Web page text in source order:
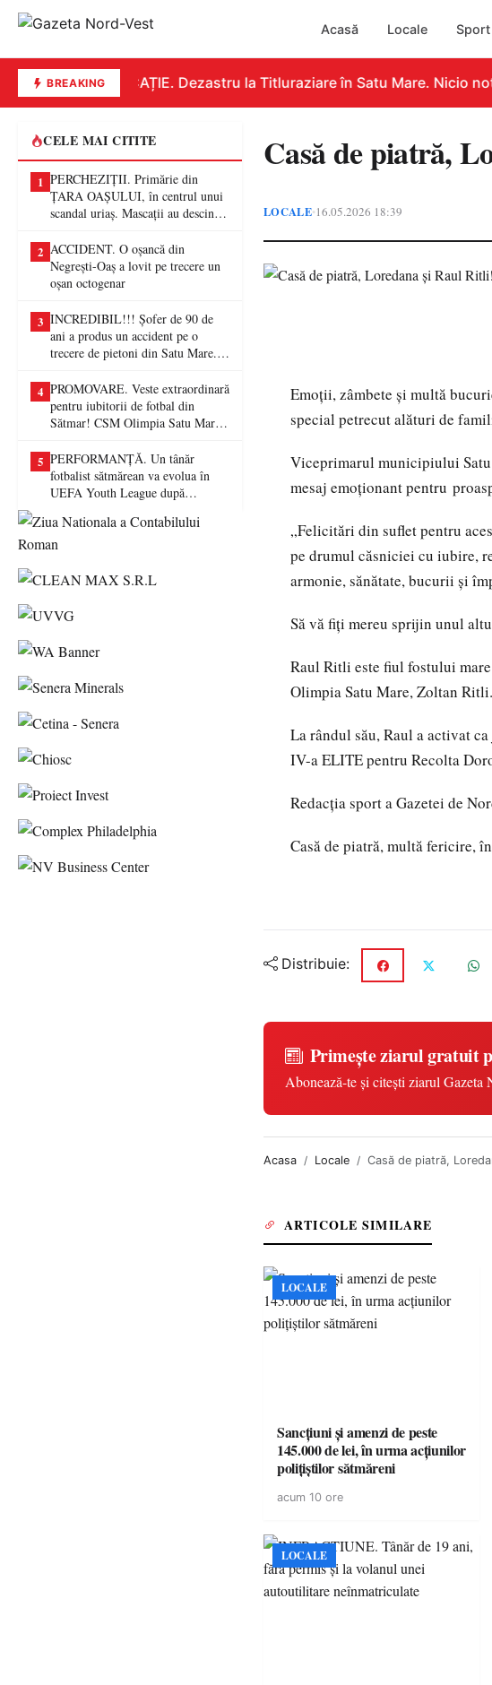
Acasă Locale Sport
BREAKINGEDUCAȚIE. Dezastru la Titluraziare în Satu Mare. Nicio
CELE MAI CITITE
1 PERCHEZIȚII. Primărie din
ȚARA OAȘULUI, în centrul unui
scandal uriaș. Mascații au descins
fraude de proporții
2 ACCIDENT. O oșancă din
Negrești-Oaș a lovit pe trecere un
oșan octogenar
3 INCREDIBIL!!! Șofer de 90 de
ani a produs un accident pe o
trecere de pietoni din Satu Mare. O
4 PROMOVARE. Veste extraordinară
pentru iubitorii de fotbal din
Sătmar! CSM Olimpia Satu Mare
5 PERFORMANȚĂ. Un tânăr
fotbalist sătmărean va evolua în
UEFA Youth League după
Casă de piatră,
LOCALE•16.05.2026 18:39
Emoții, zâmbete și multă
special petrecut alături de
Viceprimarul municipiului Satu
mesaj emoționant pentru
„Felicitări din suflet pentru
pe drumul căsniciei cu iubire,
armonie, sănătate, bucurii și
Să vă fiți mereu sprijin unul
Raul Ritli este fiul fostului
Olimpia Satu Mare, Zoltan Ritli.
La rândul său, Raul a activat
IV-a ELITE pentru Recolta
Redacția sport a Gazetei de
Casă de piatră, multă fericire,
Distribuie:
Primește ziarul gratuit
Abonează-te și citești ziarul
Acasa Locale Casă de piatră,
ARTICOLE SIMILARE
LOCALE
Sancțiuni și amenzi de peste
145.000 de lei, în urma acțiunilor
polițiștilor sătmăreni
acum 10 ore
LOCALE